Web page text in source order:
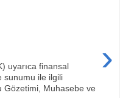
›
uyarıca finansal
sunumu ile ilgili
Gözetimi, Muhasebe ve